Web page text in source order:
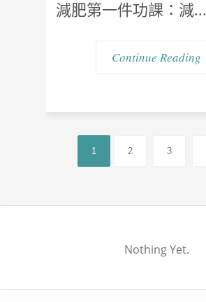
減肥第一件功課：減...
Continue Reading
1 2 3
Nothing Yet.